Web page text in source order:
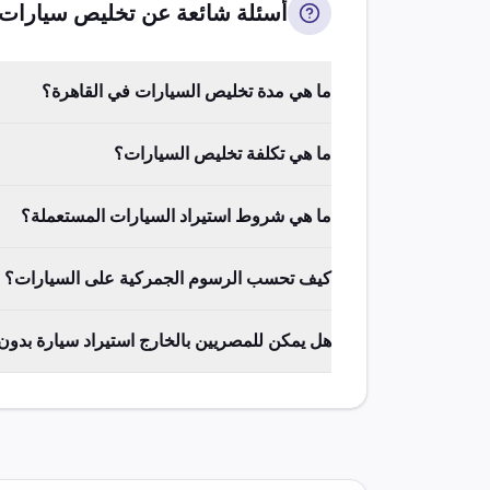
أسئلة شائعة عن تخليص سيارات
ما هي مدة تخليص السيارات في القاهرة؟
ما هي تكلفة تخليص السيارات؟
ما هي شروط استيراد السيارات المستعملة؟
كيف تحسب الرسوم الجمركية على السيارات؟
هل يمكن للمصريين بالخارج استيراد سيارة